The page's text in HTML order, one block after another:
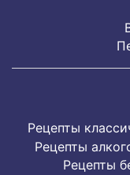
Рецепты
Рецепты
Рецепты